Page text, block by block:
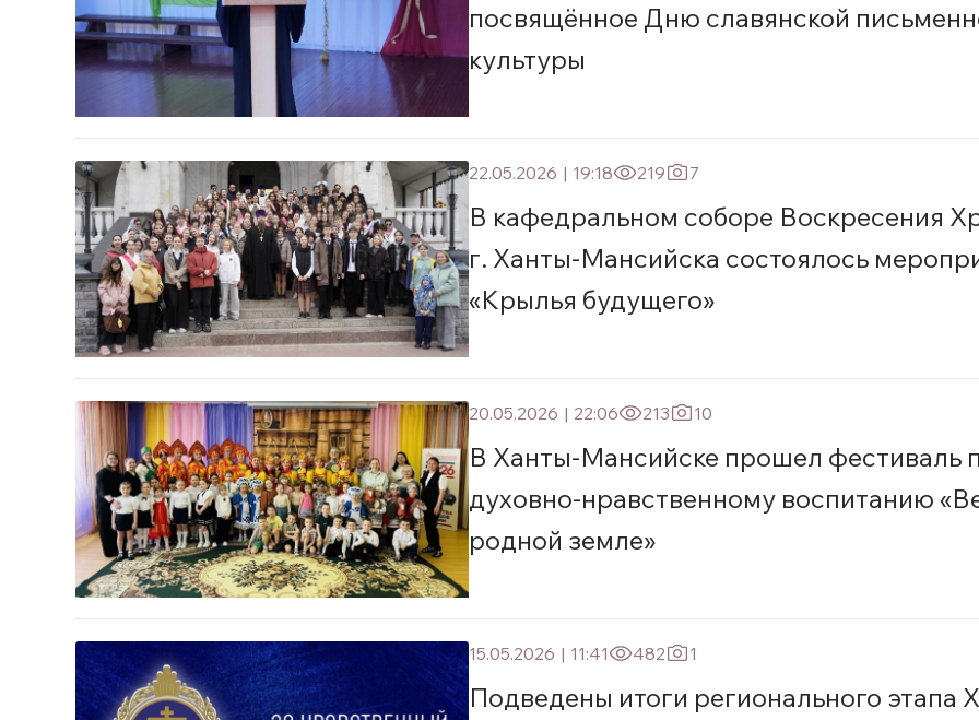
посвящённое Дню славянской
культуры
22.05.2026 | 19:18 219 7
В кафедральном соборе Воскресения
г. Ханты-Мансийска состоялось
«Крылья будущего»
20.05.2026 | 22:06 213 10
В Ханты-Мансийске прошел фестиваль
духовно-нравственному воспитанию
родной земле»
15.05.2026 | 11:41 482 1
Подведены итоги регионального этапа